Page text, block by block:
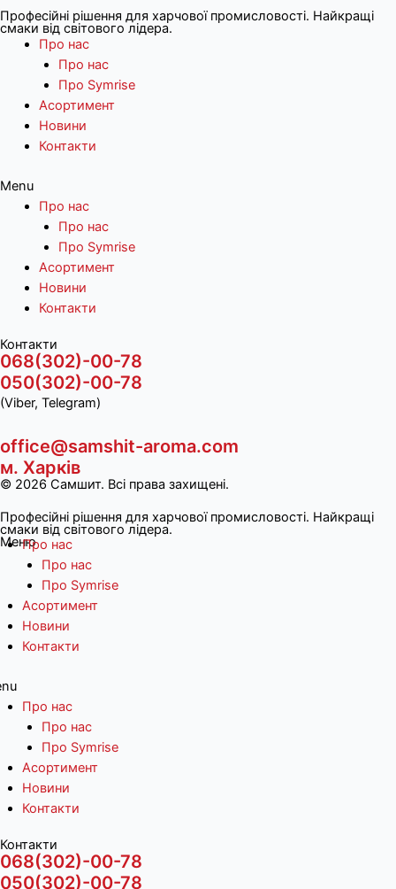
Професійні рішення для харчової промисловості. Найкращі
смаки від світового лідера.
Про нас
Про нас
Про Symrise
Асортимент
Новини
Контакти
Menu
Про нас
Про нас
Про Symrise
Асортимент
Новини
Контакти
Контакти
068(302)-00-78
050(302)-00-78
(Viber, Telegram)
office@samshit-aroma.com
м. Харків
© 2026 Самшит. Всі права захищені.
Професійні рішення для харчової промисловості. Найкращі
смаки від світового лідера.
МенюПро нас
Про нас
Про Symrise
Асортимент
Новини
Контакти
Про нас
Про нас
Про Symrise
Асортимент
Новини
Контакти
Контакти
068(302)-00-78
050(302)-00-78